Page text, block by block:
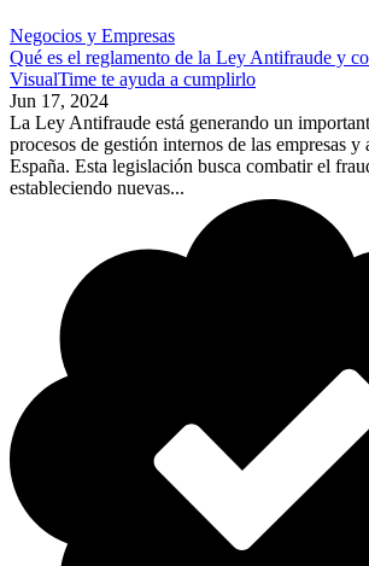
Negocios y Empresas
Qué es el reglamento de la Ley Antifraude y
VisualTime te ayuda a cumplirlo
Jun 17, 2024
La Ley Antifraude está generando un
procesos de gestión internos de las empresas y
España. Esta legislación busca combatir el
estableciendo nuevas...